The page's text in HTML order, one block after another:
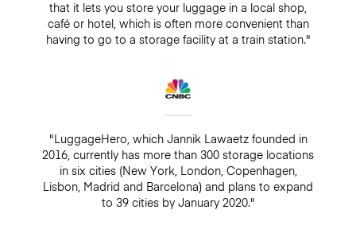
that it lets you store your luggage in a local shop,
café or hotel, which is often more convenient than
having to go to a storage facility at a train station."
"LuggageHero, which Jannik Lawaetz founded in
2016, currently has more than 300 storage locations
in six cities (New York, London, Copenhagen,
Lisbon, Madrid and Barcelona) and plans to expand
to 39 cities by January 2020."